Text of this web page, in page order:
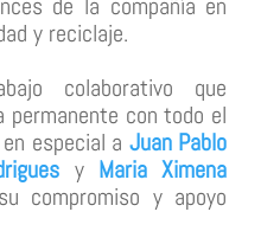
y reciclaje.
colaborativo que
permanente con todo el
especial a Juan Pablo
y Maria Ximena
compromiso y apoyo